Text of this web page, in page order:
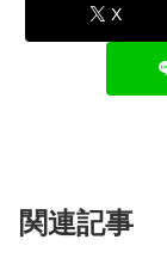
X
関連記事